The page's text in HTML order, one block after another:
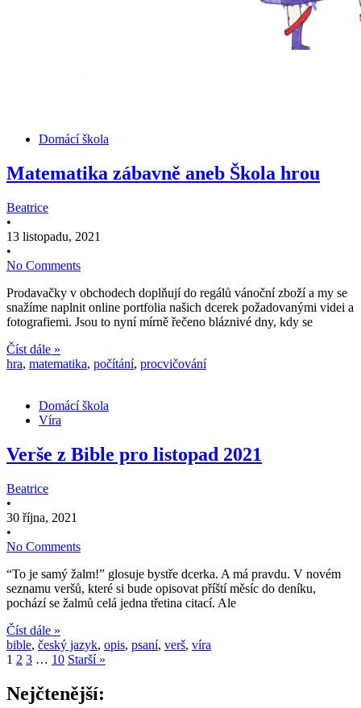
Domácí škola
Matematika zábavně aneb Škola hrou
Beatrice
•
13 listopadu, 2021
•
No Comments
Prodavačky v obchodech doplňují do regálů vánoční zboží a my se
snažíme naplnit online portfolia našich dcerek požadovanými videi a
fotografiemi. Jsou to nyní mírně řečeno bláznivé dny, kdy se
Číst dále »
hra, matematika, počítání, procvičování
Domácí škola
Víra
Verše z Bible pro listopad 2021
Beatrice
•
30 října, 2021
•
No Comments
“To je samý žalm!” glosuje bystře dcerka. A má pravdu. V novém
seznamu veršů, které si bude opisovat příští měsíc do deníku,
pochází se žalmů celá jedna třetina citací. Ale
Číst dále »
bible, český jazyk, opis, psaní, verš, víra
1 2 3 … 10 Starší »
Nejčtenější: